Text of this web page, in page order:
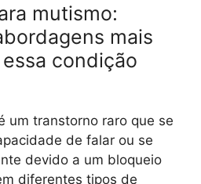
mutismo:
mais
condição
um transtorno raro que se
de falar ou se
devido a um bloqueio
diferentes tipos de